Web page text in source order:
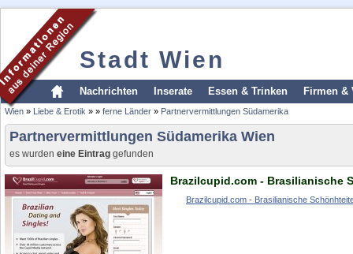
Stadt Wien
Nachrichten Inserate Essen & Trinken Firmen &
Wien » Liebe & Erotik » » ferne Länder » Partnervermittlungen Südamerika
Partnervermittlungen Südamerika Wien
es wurden eine Eintrag gefunden
Brazilcupid.com - Brasilianische
Brazilcupid.com - Brasilianische